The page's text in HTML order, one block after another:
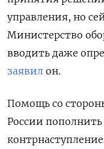
управления, но
Министерство
вводить даже
заявил он.
Помощь со
России пополнить